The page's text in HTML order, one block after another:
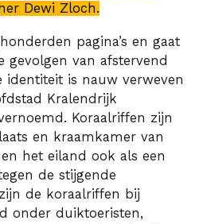
Dewi Zloch.
pagina’s en gaat
van afstervend
identiteit is nauw verweven
Kralendrijk
Koraalriffen zijn
en kraamkamer van
het eiland ook als een
de stijgende
de koraalriffen bij
onder duiktoeristen,